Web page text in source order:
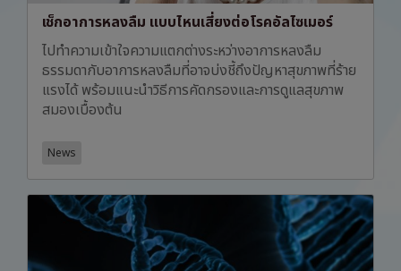
เช็กอาการหลงลืม แบบไหนเสี่ยงต่อโรคอัลไซเมอร์
ไปทำความเข้าใจความแตกต่างระหว่างอาการหลงลืม
ธรรมดากับอาการหลงลืมที่อาจบ่งชี้ถึงปัญหาสุขภาพที่ร้าย
แรงได้ พร้อมแนะนำวิธีการคัดกรองและการดูแลสุขภาพ
สมองเบื้องต้น
News